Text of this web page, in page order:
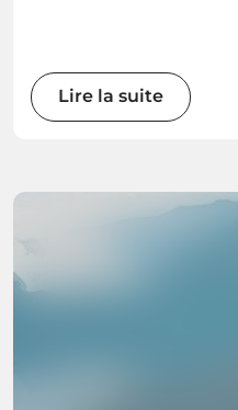
Lire la suite